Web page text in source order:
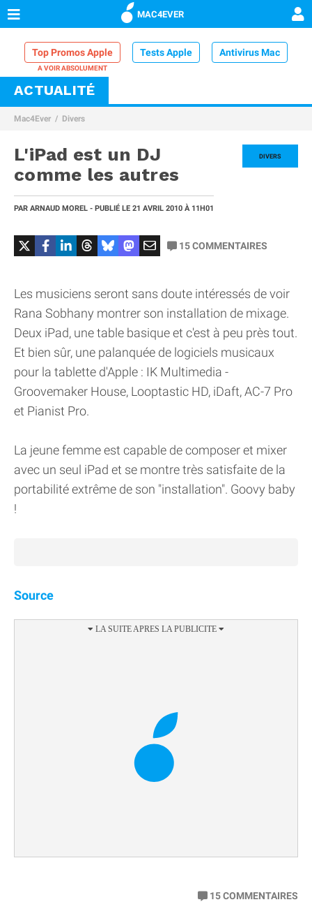
MAC4EVER
Top Promos Apple Tests Apple Antivirus Mac
VPN Mac
Comparatif iPhone
ACTUALITÉ
Mac4Ever Divers
DIVERS
L'iPad est un DJ
comme les autres
PAR ARNAUD MOREL - PUBLIÉ LE 21 AVRIL 2010 À 11H01
15COMMENTAIRES
Les musiciens seront sans doute intéressés de voir
Rana Sobhany montrer son installation de mixage.
Deux iPad, une table basique et c'est à peu près tout.
Et bien sûr, une palanquée de logiciels musicaux
pour la tablette d'Apple : IK Multimedia -
Groovemaker House, Looptastic HD, iDaft, AC-7 Pro
et Pianist Pro.
La jeune femme est capable de composer et mixer
avec un seul iPad et se montre très satisfaite de la
portabilité extrême de son "installation". Goovy baby
!
Source
15COMMENTAIRES